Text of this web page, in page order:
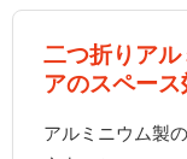
二つ折りア
アのスペー
アルミニウム製